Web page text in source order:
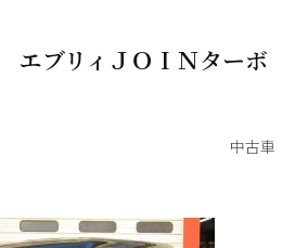
ブリィＪＯＩＮターボ
中古車